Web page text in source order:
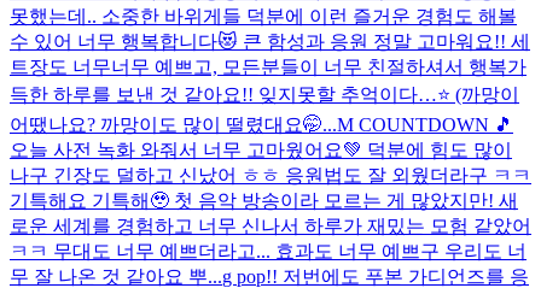
못했는데.. 소중한 바위게들 덕분에 이런 즐거운 경험도 해볼
수 있어 너무 행복합니다😻 큰 함성과 응원 정말 고마워요!! 세
트장도 너무너무 예쁘고, 모든분들이 너무 친절하셔서 행복가
득한 하루를 보낸 것 같아요!! 잊지못할 추억이다…⭐️ (까망이
어땠나요? 까망이도 많이 떨렸대요🤭...M COUNTDOWN 🎵
오늘 사전 녹화 와줘서 너무 고마웠어요💚 덕분에 힘도 많이
나구 긴장도 덜하고 신났어 ㅎㅎ 응원법도 잘 외웠더라구 ㅋㅋ
기특해요 기특해🥹 첫 음악 방송이라 모르는 게 많았지만! 새
로운 세계를 경험하고 너무 신나서 하루가 재밌는 모험 같았어
ㅋㅋ 무대도 너무 예쁘더라고... 효과도 너무 예쁘구 우리도 너
무 잘 나온 것 같아요 뿌...g pop!! 저번에도 푸본 가디언즈를 응